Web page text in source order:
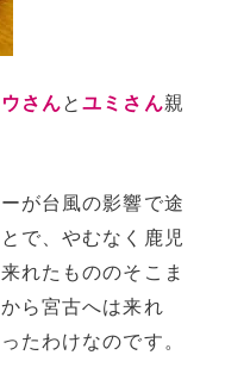
さんとユミさん親
が台風の影響で途
で、やむなく鹿児
れたもののそこま
ら宮古へは来れ
たわけなのです。